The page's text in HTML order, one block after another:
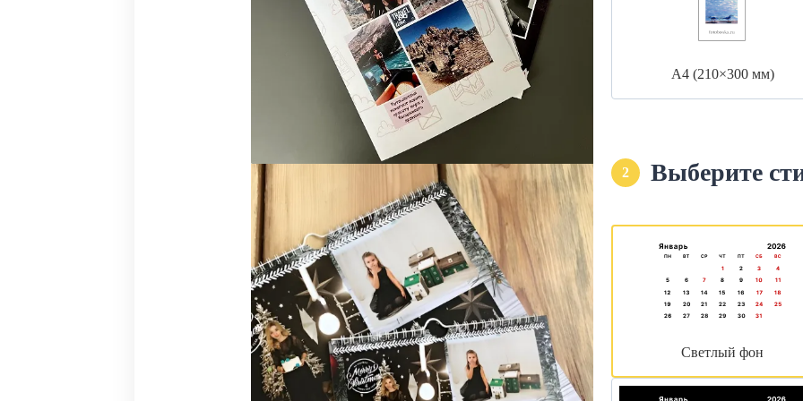
А4 (210×300 мм)
2 Выберите
Светлый фон